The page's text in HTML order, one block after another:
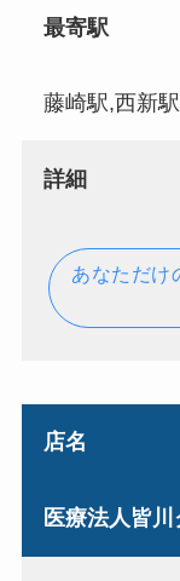
最寄駅
藤崎駅,西新駅
詳細
あなただけ
店名
医療法人皆